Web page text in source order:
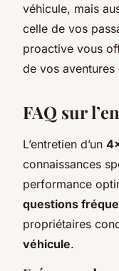
véhicule, mais
celle de vos
proactive vous
de vos aventures
FAQ sur
L’entretien d’un
connaissances
performance
questions
propriétaires
véhicule.